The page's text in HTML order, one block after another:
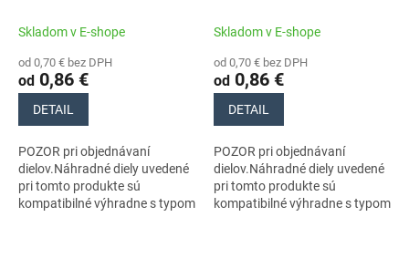
Skladom v E-shope
od 0,70 € bez DPH
od 0,86 €
DETAIL
POZOR pri objednávaní
dielov.Náhradné diely uvedené
pri tomto produkte sú
kompatibilné výhradne s typom
Skladom v E-shope
od 0,70 € bez DPH
od 0,86 €
DETAIL
POZOR pri objednávaní
dielov.Náhradné diely uvedené
pri tomto produkte sú
kompatibilné výhradne s typom